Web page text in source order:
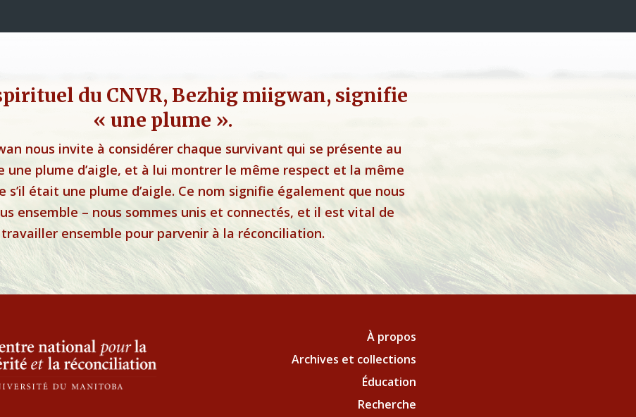
du CNVR, Bezhig miigwan, signifie
« une plume ».
nous invite à considérer chaque survivant qui se présente au
une plume d’aigle, et à lui montrer le même respect et la même
s’il était une plume d’aigle. Ce nom signifie également que nous
ensemble – nous sommes unis et connectés, et il est vital de
travailler ensemble pour parvenir à la réconciliation.
À propos
Archives et collections
Éducation
Recherche